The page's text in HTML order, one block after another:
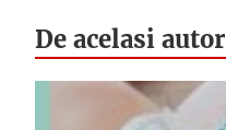
De acelasi autor